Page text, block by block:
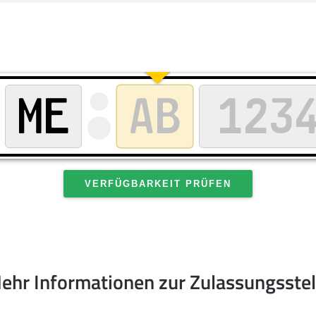
VERFÜGBARKEIT PRÜFEN
Informationen zur